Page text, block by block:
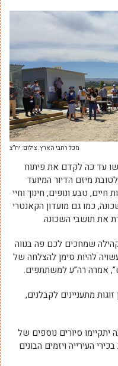
מכל רחבי הארץ. צילום: יח”צ
עד כה לקדם את פיתוח
מיזם הדיור המיועד
טבע ונופים, חינוך וחיי
כמו גם מועדון הקאנטרי
את תושבי השכונה.
שמחכים לכם פה בנווה
להיות סימן להצלחה של
אמרה רה”ע למשתתפים.
מתעניינים לקבלנים,
סיורים נוספים של
העירייה ויזמים הבונים